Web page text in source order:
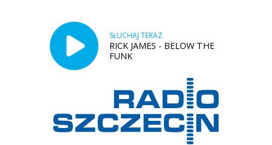
SŁUCHAJ TERAZ
RICK JAMES - BELOW THE
FUNK